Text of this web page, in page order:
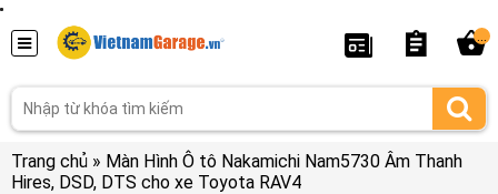
Trang chủ » Màn Hình Ô tô Nakamichi Nam5730 Âm Thanh
Hires, DSD, DTS cho xe Toyota RAV4